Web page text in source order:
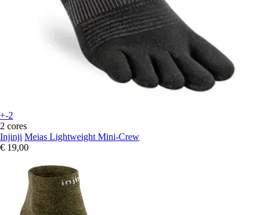
+-2
2 cores
Injinji Meias Lightweight Mini-Crew
€ 19,00